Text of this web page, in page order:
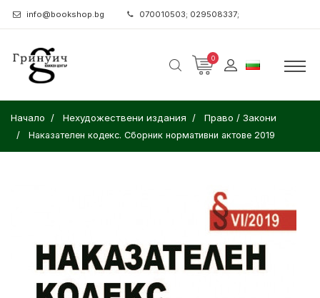
info@bookshop.bg 070010503; 029508337;
0
Начало Нехудожествени издания Право / Закони
Наказателен кодекс. Сборник нормативни актове 2019